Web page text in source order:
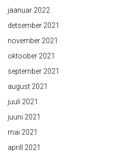
jaanuar 2022
detsember 2021
november 2021
oktoober 2021
september 2021
august 2021
juuli 2021
juuni 2021
mai 2021
aprill 2021